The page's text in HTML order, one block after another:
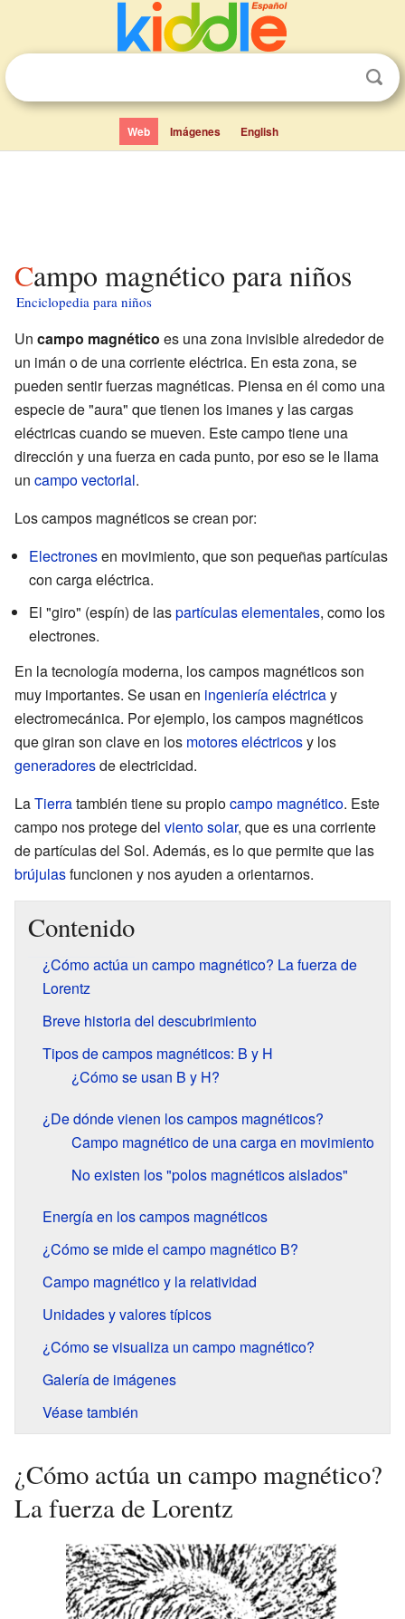
Web Imágenes English
Campo magnético para niños
Enciclopedia para niños
Un campo magnético es una zona invisible alrededor de
un imán o de una corriente eléctrica. En esta zona, se
pueden sentir fuerzas magnéticas. Piensa en él como una
especie de "aura" que tienen los imanes y las cargas
eléctricas cuando se mueven. Este campo tiene una
dirección y una fuerza en cada punto, por eso se le llama
un campo vectorial.
Los campos magnéticos se crean por:
Electronesen movimiento, que son pequeñas partículas
con carga eléctrica.
El "giro" (espín) de laspartículas elementales, como los
electrones.
En la tecnología moderna, los campos magnéticos son
muy importantes. Se usan en ingeniería eléctricay
electromecánica. Por ejemplo, los campos magnéticos
que giran son clave en los motores eléctricosy los
generadoresde electricidad.
LaTierratambién tiene su propiocampo magnético. Este
campo nos protege del viento solar, que es una corriente
de partículas del Sol. Además, es lo que permite que las
brújulasfuncionen y nos ayuden a orientarnos.
Contenido
¿Cómo actúa un campo magnético? La fuerza de
Lorentz
Breve historia del descubrimiento
Tipos de campos magnéticos: B y H
¿Cómo se usan B y H?
¿De dónde vienen los campos magnéticos?
Campo magnético de una carga en movimiento
No existen los "polos magnéticos aislados"
Energía en los campos magnéticos
¿Cómo se mide el campo magnético B?
Campo magnético y la relatividad
Unidades y valores típicos
¿Cómo se visualiza un campo magnético?
Galería de imágenes
Véase también
¿Cómo actúa un campo magnético?
La fuerza de Lorentz